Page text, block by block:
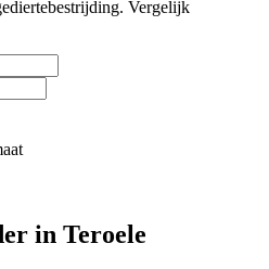
Vergelijk
in Teroele